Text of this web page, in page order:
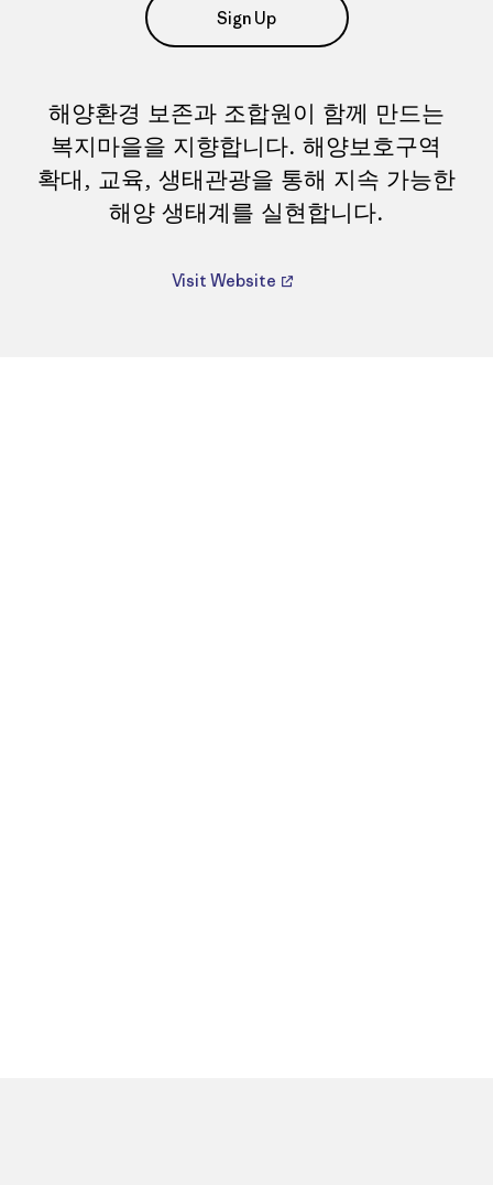
Sign Up
해양환경 보존과 조합원이 함께 만드는
복지마을을 지향합니다. 해양보호구역
확대, 교육, 생태관광을 통해 지속 가능한
해양 생태계를 실현합니다.
Visit Website